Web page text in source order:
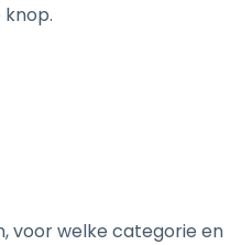
voor welke categorie en